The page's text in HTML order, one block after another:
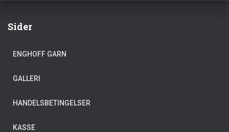
Sider
ENGHOFF GARN
GALLERI
HANDELSBETINGELSER
KASSE